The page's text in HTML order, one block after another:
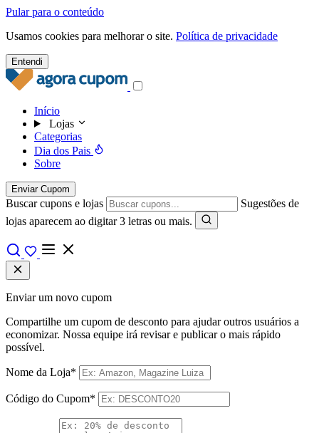
Pular para o conteúdo
Usamos cookies para melhorar o site. Política de privacidade
Entendi
Início
Lojas
Categorias
Dia dos Pais
Sobre
Enviar Cupom
Buscar cupons e lojas
Sugestões de
lojas aparecem ao digitar 3 letras ou mais.
Enviar um novo cupom
Compartilhe um cupom de desconto para ajudar outros usuários a
economizar. Nossa equipe irá revisar e publicar o mais rápido
possível.
Nome da Loja*
Código do Cupom*